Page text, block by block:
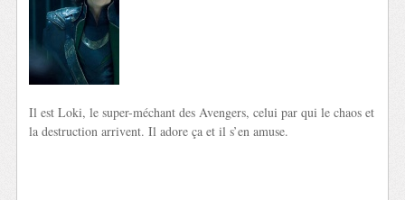
Il est Loki, le super-méchant des Avengers, celui par qui le chaos et
la destruction arrivent. Il adore ça et il s’en amuse.